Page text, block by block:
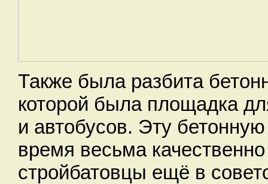
Также была разбита
которой была площадка
и автобусов. Эту
время весьма
стройбатовцы ещё в